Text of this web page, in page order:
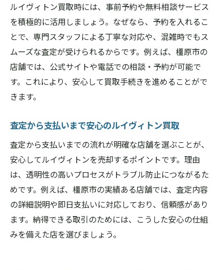
ルイヴィトン買取時には、事前予約や無料相談サービス
を積極的に活用しましょう。なぜなら、予約を入れるこ
とで、専門スタッフによる丁寧な対応や、混雑時でもス
ムーズな査定が受けられるからです。例えば、橿原市の
店舗では、公式サイトや電話での相談・予約が可能で
す。これにより、安心して買取手続きを進めることがで
きます。
査定から支払いまで安心のルイヴィトン買取
査定から支払いまでの流れが明確な店舗を選ぶことが、
安心してルイヴィトンを売却するポイントです。理由
は、透明性の高いプロセスがトラブル防止につながるた
めです。例えば、橿原市の実績ある店舗では、査定内容
の詳細説明や即日支払いに対応しており、信頼感があり
ます。納得できる取引のためには、こうした安心の仕組
みを備えた店を選びましょう。